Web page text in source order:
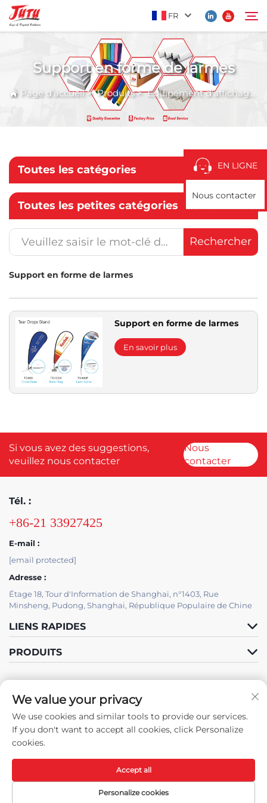
FR
Page d’accueil
Application
Actualités
Contactez-Nous
Rechercher
EN LIGNE
Nous contacter
Support en forme de larmes
Page d’accueil>Produits>Équipement d’affichage
Toutes les catégories
Toutes les petites catégories
Rechercher
Support en forme de larmes
Support en forme de larmes
En savoir plus
Si vous avez des suggestions,
veuillez nous contacter
Nous
contacter
Tél. :
+86-21 33927425
E-mail :
[email protected]
Adresse :
Étage 18, Tour d'Information de Shanghai, n°1403, Rue
Minsheng, Pudong, Shanghai, République Populaire de Chine
LIENS RAPIDES
PRODUITS
SOUTIEN INFORMATIQUE
PAR JUTU
Suivez-nous
Droits d'auteur © Shanghai JUTU New Materials Technology Limited
Tous droits réservés -Politique de confidentialité-Blogue
We value your privacy
We use cookies and similar tools to provide our services.
If you don't want to accept all cookies, click Personalize
cookies.
Personalize cookies
Accept all